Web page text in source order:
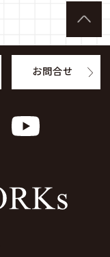
YouTube
お問合せ